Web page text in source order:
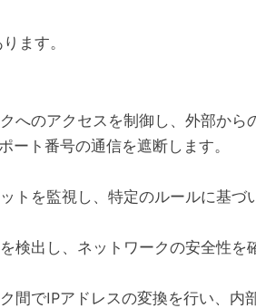
ます。
へのアクセスを制御し、外部から
ート番号の通信を遮断します。
トを監視し、特定のルールに基づ
検出し、ネットワークの安全性を
間でIPアドレスの変換を行い、内